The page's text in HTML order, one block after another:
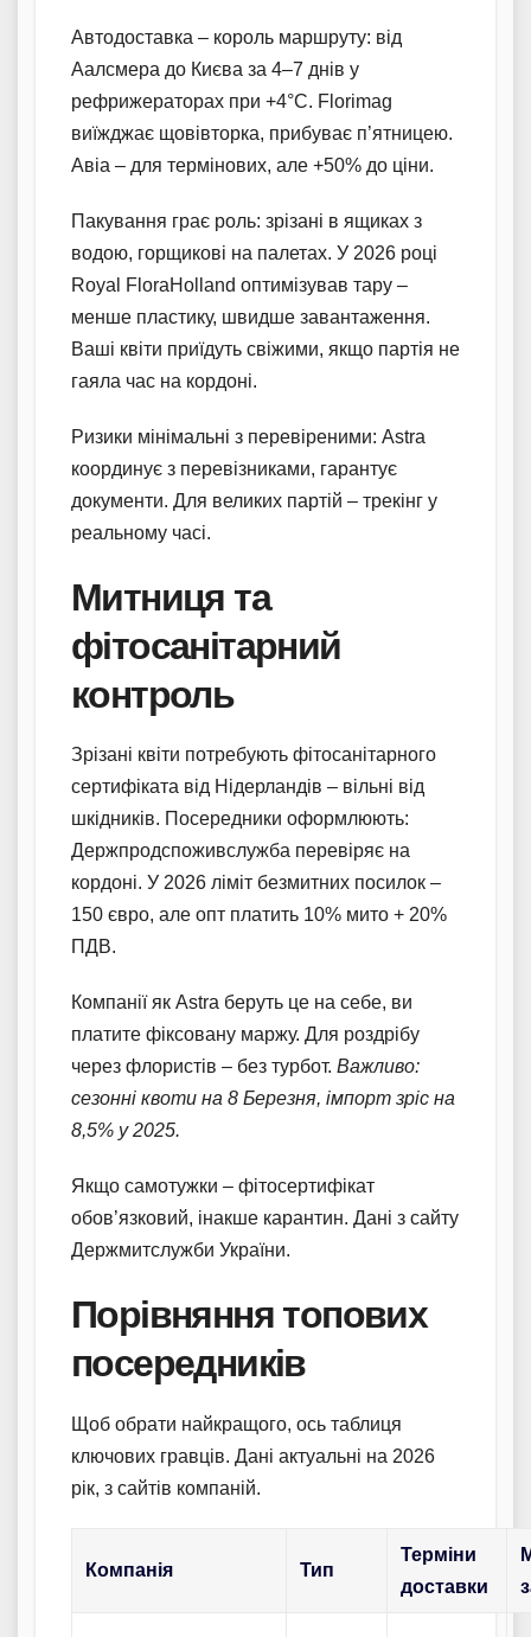
Автодоставка – король маршруту: від
Аалсмера до Києва за 4–7 днів у
рефрижераторах при +4°C. Florimag
виїжджає щовівторка, прибуває п’ятницею.
Авіа – для термінових, але +50% до ціни.
Пакування грає роль: зрізані в ящиках з
водою, горщикові на палетах. У 2026 році
Royal FloraHolland оптимізував тару –
менше пластику, швидше завантаження.
Ваші квіти приїдуть свіжими, якщо партія не
гаяла час на кордоні.
Ризики мінімальні з перевіреними: Astra
координує з перевізниками, гарантує
документи. Для великих партій – трекінг у
реальному часі.
Митниця та
фітосанітарний
контроль
Зрізані квіти потребують фітосанітарного
сертифіката від Нідерландів – вільні від
шкідників. Посередники оформлюють:
Держпродспоживслужба перевіряє на
кордоні. У 2026 ліміт безмитних посилок –
150 євро, але опт платить 10% мито + 20%
ПДВ.
Компанії як Astra беруть це на себе, ви
платите фіксовану маржу. Для роздрібу
через флористів – без турбот. Важливо:
сезонні квоти на 8 Березня, імпорт зріс на
8,5% у 2025.
Якщо самотужки – фітосертифікат
обов’язковий, інакше карантин. Дані з сайту
Держмитслужби України.
Порівняння топових
посередників
Щоб обрати найкращого, ось таблиця
ключових гравців. Дані актуальні на 2026
рік, з сайтів компаній.
Компанія Тип
Терміни
доставки